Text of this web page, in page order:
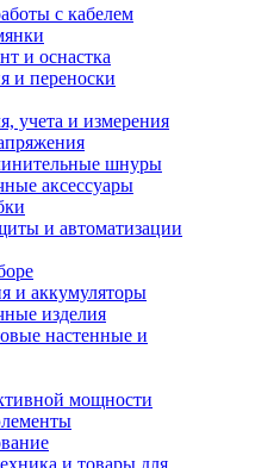
с кабелем
и оснастка
и переноски
учета и измерения
шнуры
аксессуары
и автоматизации
и аккумуляторы
изделия
настенные и
мощности
и товары для